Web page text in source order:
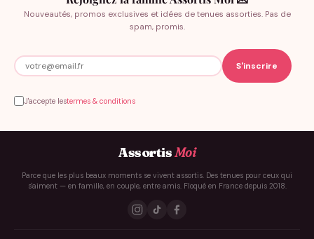
Nouveautés, promos exclusives et idées de tenues assorties. Pas de
spam, promis.
J'accepte lestermes & conditions
AssortisMoi
Parce que les plus beaux moments se vivent assortis. Des tenues pour ceux qui
s'aiment — en famille, en couple, entre amis. Floqué en France depuis 2018.